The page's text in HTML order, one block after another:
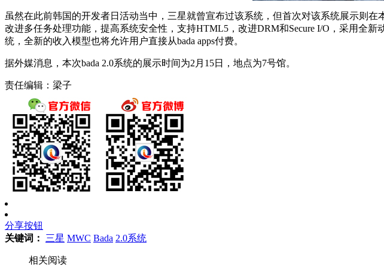
虽然在此前韩国的开发者日活动当中，三星就曾宣布过该系统，但首次对该系统展示则
改进多任务处理功能，提高系统安全性，支持HTML5，改进DRM和Secure I/O，采用全
统，全新的收入模型也将允许用户直接从bada apps付费。
据外媒消息，本次bada 2.0系统的展示时间为2月15日，地点为7号馆。
责任编辑：梁子
分享按钮
关键词：
三星 MWC Bada 2.0系统
相关阅读